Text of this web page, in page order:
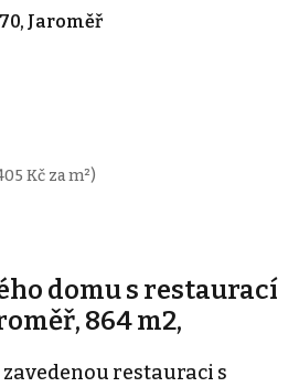
Jaroměř
Kč za m²)
domu s restaurací
864 m2,
restauraci s